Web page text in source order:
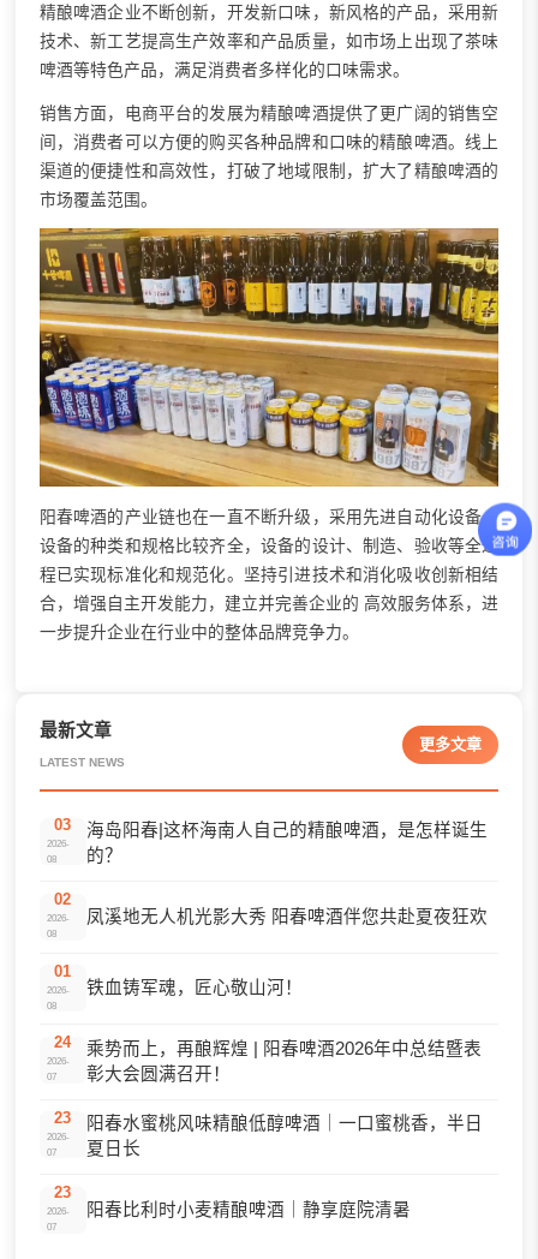
精酿啤酒企业不断创新，开发新口味，新风格的产品，采用新
技术、新工艺提高生产效率和产品质量，如市场上出现了茶味
啤酒等特色产品，满足消费者多样化的口味需求。
销售方面，电商平台的发展为精酿啤酒提供了更广阔的销售空
间，消费者可以方便的购买各种品牌和口味的精酿啤酒。线上
渠道的便捷性和高效性，打破了地域限制，扩大了精酿啤酒的
市场覆盖范围。
阳春啤酒的产业链也在一直不断升级，采用先进自动化设备，
设备的种类和规格比较齐全，设备的设计、制造、验收等全过
程已实现标准化和规范化。坚持引进技术和消化吸收创新相结
合，增强自主开发能力，建立并完善企业的 高效服务体系，进
一步提升企业在行业中的整体品牌竞争力。
最新文章
LATEST NEWS
更多文章
03
2026-
08
海岛阳春|这杯海南人自己的精酿啤酒，是怎样诞生
的？
02
2026-
08
凤溪地无人机光影大秀 阳春啤酒伴您共赴夏夜狂欢
01
2026-
08
铁血铸军魂，匠心敬山河！
24
2026-
07
乘势而上，再酿辉煌 | 阳春啤酒2026年中总结暨表
彰大会圆满召开！
23
2026-
07
阳春水蜜桃风味精酿低醇啤酒｜一口蜜桃香，半日
夏日长
23
2026-
07
阳春比利时小麦精酿啤酒｜静享庭院清暑